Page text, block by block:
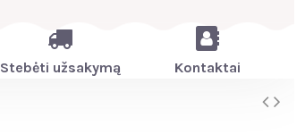
Stebėti užsakymą Kontaktai